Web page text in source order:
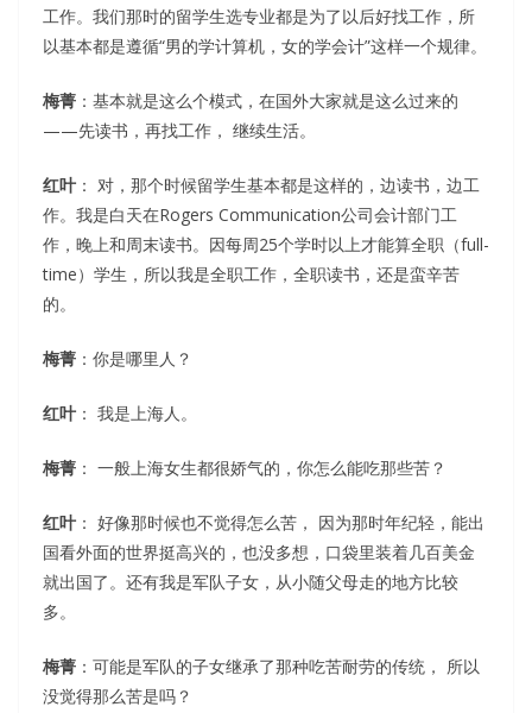
工作。我们那时的留学生选专业都是为了以后好找工作，所
以基本都是遵循“男的学计算机，女的学会计”这样一个规律。
梅菁 ：基本就是这么个模式，在国外大家就是这么过来的
——先读书，再找工作， 继续生活。
红叶 ： 对，那个时候留学生基本都是这样的，边读书，边工
作。我是白天在Rogers Communication公司会计部门工
作，晚上和周末读书。因每周25个学时以上才能算全职（full-
time）学生，所以我是全职工作，全职读书，还是蛮辛苦
的。
梅菁 ：你是哪里人？
红叶 ： 我是上海人。
梅菁 ： 一般上海女生都很娇气的，你怎么能吃那些苦？
红叶 ： 好像那时候也不觉得怎么苦， 因为那时年纪轻，能出
国看外面的世界挺高兴的，也没多想，口袋里装着几百美金
就出国了。还有我是军队子女，从小随父母走的地方比较
多。
梅菁 ：可能是军队的子女继承了那种吃苦耐劳的传统， 所以
没觉得那么苦是吗？